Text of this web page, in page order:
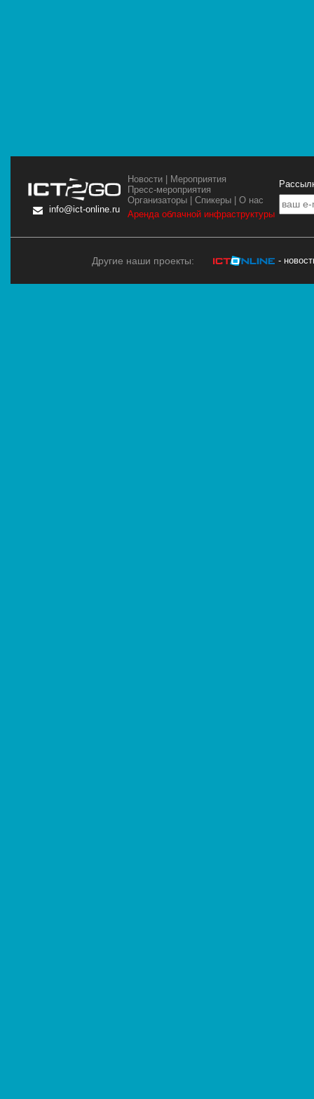
info@ict-online.ru
Новости | Мероприятия
Пресс-мероприятия
Организаторы |Спикеры |О нас
Аренда облачной инфраструктуры
Другие наши проекты: -